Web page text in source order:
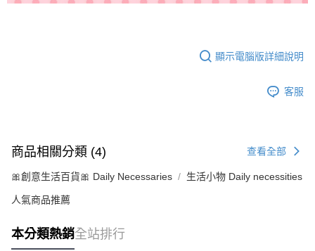
顯示電腦版詳細說明
客服
商品相關分類 (4) 查看全部
🎀創意生活百貨🎀 Daily Necessaries 生活小物 Daily necessities
人氣商品推薦
本分類熱銷全站排行